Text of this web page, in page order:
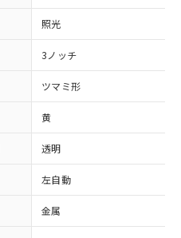
照光
3ノッチ
ツマミ形
黄
透明
左自動
金属